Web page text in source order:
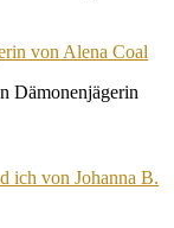
von Alena Coal
Dämonenjägerin
ich von Johanna B.